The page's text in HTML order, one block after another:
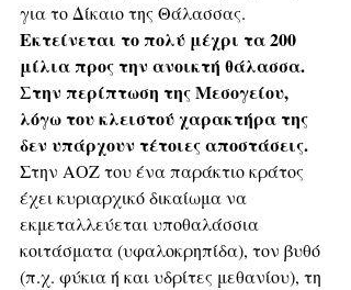
για το Δίκαιο της Θάλασσας.
Εκτείνεται το πολύ μέχρι τα 200
μίλια προς την ανοικτή θάλασσα.
Στην περίπτωση της Μεσογείου,
λόγω του κλειστού χαρακτήρα της
δεν υπάρχουν τέτοιες αποστάσεις.
Στην ΑΟΖ του ένα παράκτιο κράτος
έχει κυριαρχικό δικαίωμα να
εκμεταλλεύεται υποθαλάσσια
κοιτάσματα (υφαλοκρηπίδα), τον βυθό
(π.χ. φύκια ή και υδρίτες μεθανίου), τη